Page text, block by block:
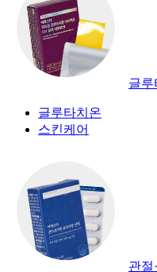
글루
글루타치온
스킨케어
관절